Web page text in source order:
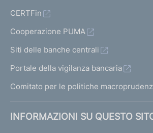
CERTFin
Cooperazione PUMA
Siti delle banche centrali
Portale della vigilanza bancaria
Comitato per le politiche
INFORMAZIONI SU QUESTO